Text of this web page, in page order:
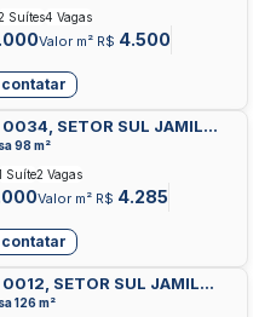
Valor m² R$ 4.500
Suítes4 Vagas
contatar
0034, SETOR SUL JAMIL
ANAPOLIS
98 m²
Valor m² R$ 4.285
Suíte2 Vagas
contatar
SETOR SUL JAMIL
ANAPOLIS
126 m²